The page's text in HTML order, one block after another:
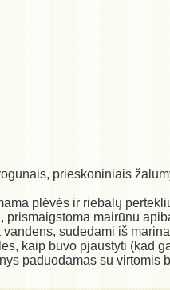
prieskoniniais
plėvės ir riebalų
mairūnu
sudedami iš
kaip buvo pjaustyti (kad
paduodamas su virtomis